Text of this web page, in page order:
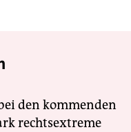
den kommenden
rechtsextreme